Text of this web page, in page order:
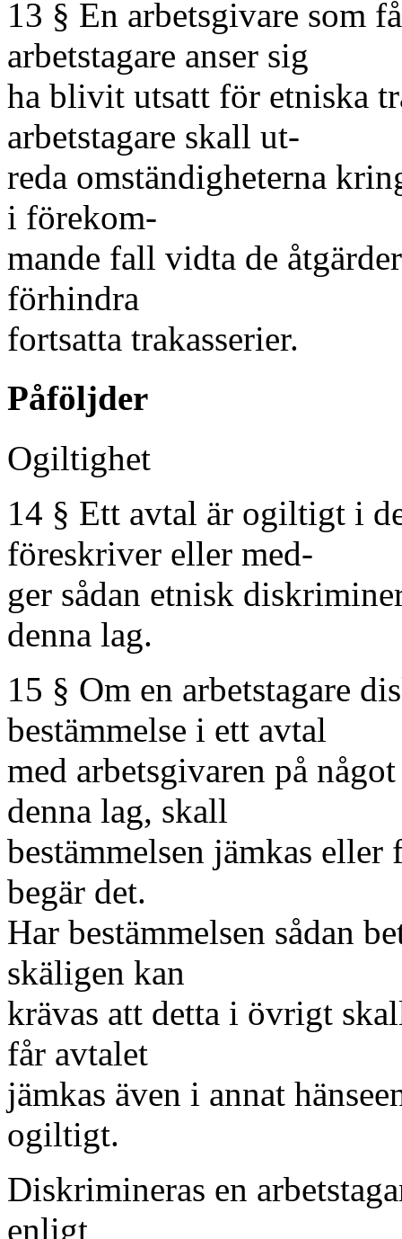
13 § En arbetsgivare som
arbetstagare anser sig
ha blivit utsatt för etniska
arbetstagare skall ut-
reda omständigheterna
i förekom-
mande fall vidta de
förhindra
fortsatta trakasserier.
Påföljder
Ogiltighet
14 § Ett avtal är ogiltigt i
föreskriver eller med-
ger sådan etnisk
denna lag.
15 § Om en arbetstagare
bestämmelse i ett avtal
med arbetsgivaren på
denna lag, skall
bestämmelsen jämkas
begär det.
Har bestämmelsen sådan
skäligen kan
krävas att detta i övrigt
får avtalet
jämkas även i annat
ogiltigt.
Diskrimineras en
enligt